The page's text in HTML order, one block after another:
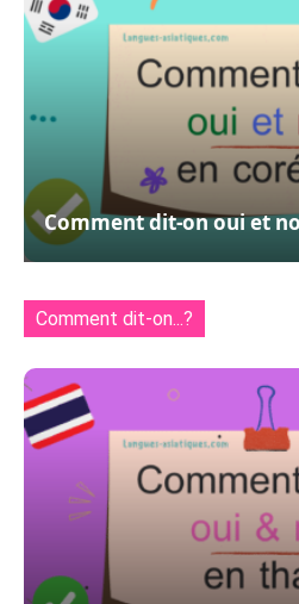
Comment dit-on oui et
Comment dit-on...?